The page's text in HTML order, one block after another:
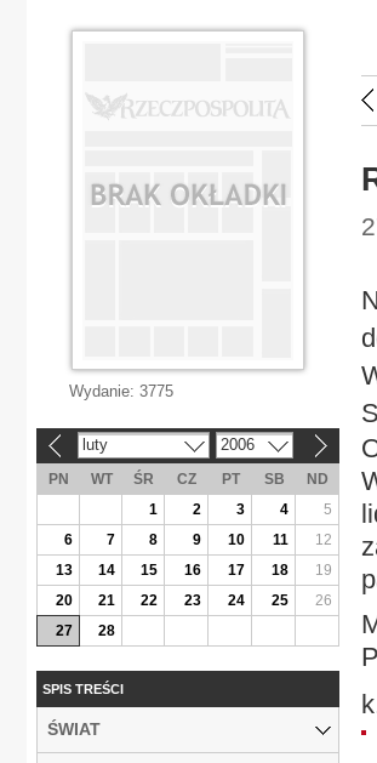
Wydanie: 3775
luty 2006
PN WT ŚR CZ PT SB
ND
1
2 3 4
5
6
7 8 9 10 11
12
13
14 15 16 17 18
19
20
21 22 23 24 25
26
27
28
SPIS TREŚCI
ŚWIAT